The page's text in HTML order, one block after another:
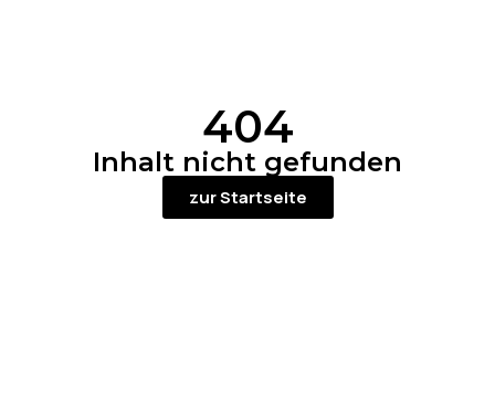
404
Inhalt nicht gefunden
zur Startseite